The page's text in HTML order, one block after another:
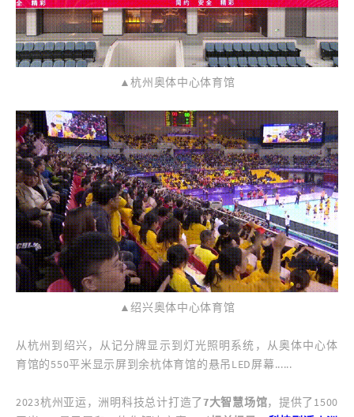
▲杭州奥体中心体育馆
▲绍兴奥体中心体育馆
从杭州到绍兴，从记分牌显示到灯光照明系统，从奥体中心体
育馆的550平米显示屏到余杭体育馆的悬吊LED屏幕......
2023杭州亚运，洲明科技总计打造了7大智慧场馆，提供了1500